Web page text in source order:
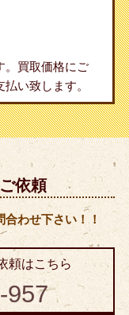
。買取価格にご
い致します。
依頼
合わせ下さい！！
頼はこちら
957